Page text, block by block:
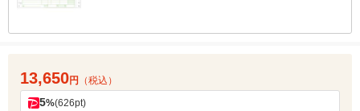
13,650円 （税込）
5%(626pt)